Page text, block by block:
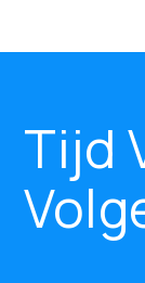
Tijd